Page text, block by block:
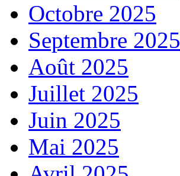
Octobre 2025
Septembre 2025
Août 2025
Juillet 2025
Juin 2025
Mai 2025